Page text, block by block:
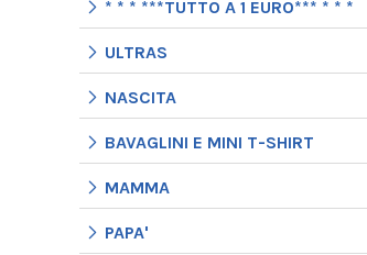
* * * ***TUTTO A 1 EURO*** * * *
ULTRAS
NASCITA
BAVAGLINI E MINI T-SHIRT
MAMMA
PAPA'